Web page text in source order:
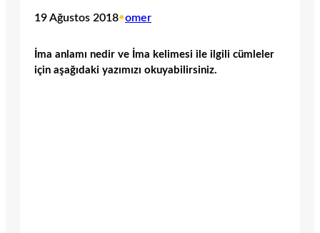
19 Ağustos 2018•omer
İma anlamı nedir ve İma kelimesi ile ilgili cümleler
için aşağıdaki yazımızı okuyabilirsiniz.